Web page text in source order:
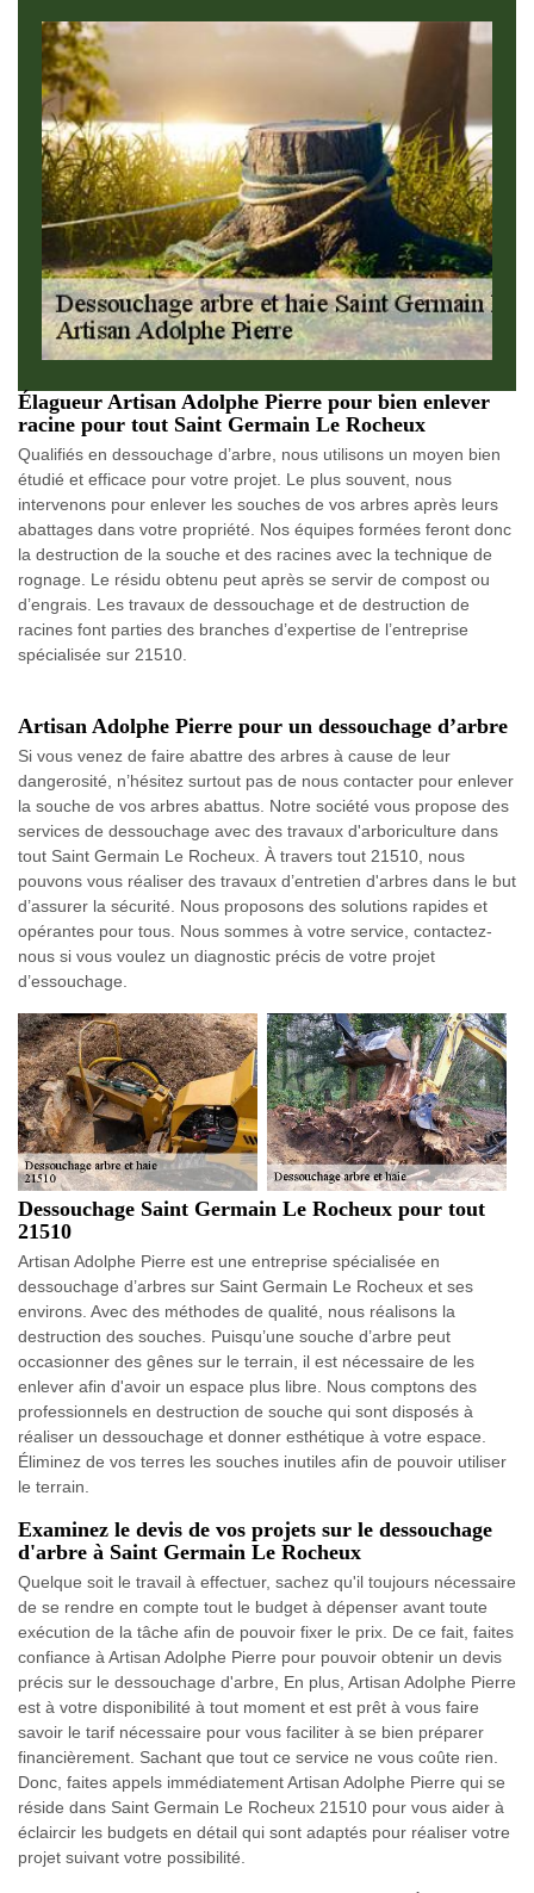
Élagueur Artisan Adolphe Pierre pour bien enlever
racine pour tout Saint Germain Le Rocheux
Qualifiés en dessouchage d’arbre, nous utilisons un moyen bien
étudié et efficace pour votre projet. Le plus souvent, nous
intervenons pour enlever les souches de vos arbres après leurs
abattages dans votre propriété. Nos équipes formées feront donc
la destruction de la souche et des racines avec la technique de
rognage. Le résidu obtenu peut après se servir de compost ou
d’engrais. Les travaux de dessouchage et de destruction de
racines font parties des branches d’expertise de l’entreprise
spécialisée sur 21510.
Artisan Adolphe Pierre pour un dessouchage d’arbre
Si vous venez de faire abattre des arbres à cause de leur
dangerosité, n’hésitez surtout pas de nous contacter pour enlever
la souche de vos arbres abattus. Notre société vous propose des
services de dessouchage avec des travaux d'arboriculture dans
tout Saint Germain Le Rocheux. À travers tout 21510, nous
pouvons vous réaliser des travaux d’entretien d'arbres dans le but
d’assurer la sécurité. Nous proposons des solutions rapides et
opérantes pour tous. Nous sommes à votre service, contactez-
nous si vous voulez un diagnostic précis de votre projet
d’essouchage.
Dessouchage Saint Germain Le Rocheux pour tout
21510
Artisan Adolphe Pierre est une entreprise spécialisée en
dessouchage d’arbres sur Saint Germain Le Rocheux et ses
environs. Avec des méthodes de qualité, nous réalisons la
destruction des souches. Puisqu’une souche d’arbre peut
occasionner des gênes sur le terrain, il est nécessaire de les
enlever afin d'avoir un espace plus libre. Nous comptons des
professionnels en destruction de souche qui sont disposés à
réaliser un dessouchage et donner esthétique à votre espace.
Éliminez de vos terres les souches inutiles afin de pouvoir utiliser
le terrain.
Examinez le devis de vos projets sur le dessouchage
d'arbre à Saint Germain Le Rocheux
Quelque soit le travail à effectuer, sachez qu'il toujours nécessaire
de se rendre en compte tout le budget à dépenser avant toute
exécution de la tâche afin de pouvoir fixer le prix. De ce fait, faites
confiance à Artisan Adolphe Pierre pour pouvoir obtenir un devis
précis sur le dessouchage d'arbre, En plus, Artisan Adolphe Pierre
est à votre disponibilité à tout moment et est prêt à vous faire
savoir le tarif nécessaire pour vous faciliter à se bien préparer
financièrement. Sachant que tout ce service ne vous coûte rien.
Donc, faites appels immédiatement Artisan Adolphe Pierre qui se
réside dans Saint Germain Le Rocheux 21510 pour vous aider à
éclaircir les budgets en détail qui sont adaptés pour réaliser votre
projet suivant votre possibilité.